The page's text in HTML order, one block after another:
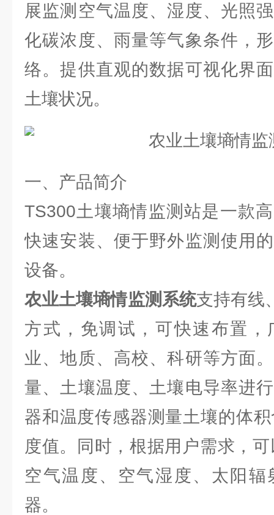
展监测空气温度、湿度、光照
化碳浓度、雨量等气象条件，
络。提供直观的数据可视化界
土壤状况。
一、产品简介
TS300土壤墒情监测站是一款
快速安装、便于野外监测使用
设备。
农业土壤墒情监测系统支持有线
方式，免调试，可快速布置
业、地质、高校、科研等方面
量、土壤温度、土壤电导率进
器和温度传感器测量土壤的体
度值。同时，根据用户需求，
空气温度、空气湿度、太阳
器。